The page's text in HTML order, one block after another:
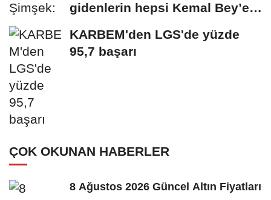
gidenlerin hepsi Kemal Bey’e
KARBEM'den LGS'de yüzde
95,7 başarı
ÇOK OKUNAN HABERLER
8 Ağustos 2026 Güncel Altın Fiyatları